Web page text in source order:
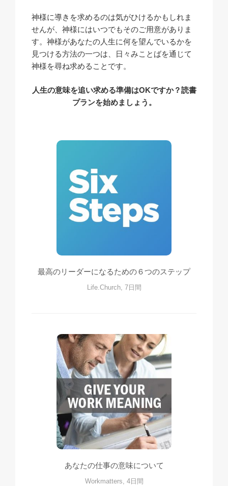
神様に導きを求めるのは気がひけるかもしれま
せんが、神様にはいつでもそのご用意がありま
す。神様があなたの人生に何を望んでいるかを
見つける方法の一つは、日々みことばを通じて
神様を尋ね求めることです。
人生の意味を追い求める準備はOKですか？読書
プランを始めましょう。
最高のリーダーになるための６つのステップ
Life.Church, 7日間
あなたの仕事の意味について
Workmatters, 4日間